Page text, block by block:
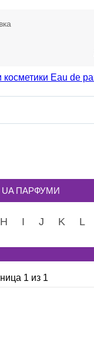
UA ПАРФУМИ
H I J K L
1 из 1